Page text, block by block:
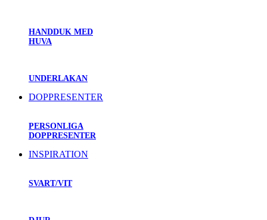
HANDDUK MED
HUVA
UNDERLAKAN
DOPPRESENTER
PERSONLIGA
DOPPRESENTER
INSPIRATION
SVART/VIT